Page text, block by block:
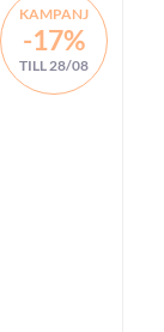
KAMPANJ
-17%
TILL 28/08